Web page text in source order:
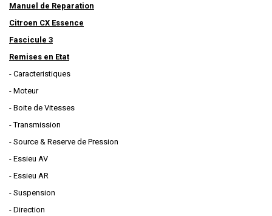
Manuel de Reparation
Citroen CX Essence
Fascicule 3
Remises en Etat
- Caracteristiques
- Moteur
- Boite de Vitesses
- Transmission
- Source & Reserve de Pression
- Essieu AV
- Essieu AR
- Suspension
- Direction